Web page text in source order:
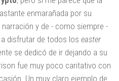
enmarañada por su
y de - como siempre -
disfrutar de todos los easter
se dedicó de ir dejando a su
fue muy poco caritativo con
Un muy claro ejemplo de